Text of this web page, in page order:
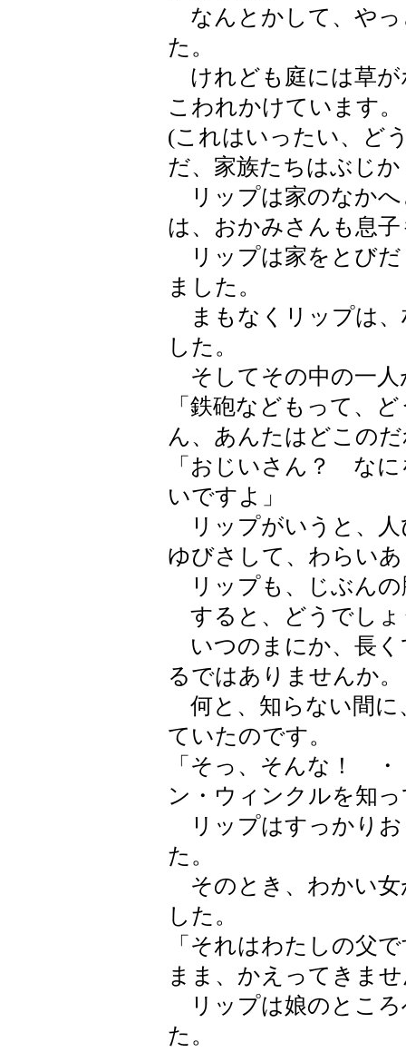
なんとかして、やっ
た。
けれども庭には草が
こわれかけています。
(これはいったい、ど
だ、家族たちはぶじか
リップは家のなかへ
は、おかみさんも息
リップは家をとびだ
ました。
まもなくリップは、
した。
そしてその中の一人
「鉄砲などもって、
ん、あんたはどこの
「おじいさん？ な
いですよ」
リップがいうと、人
ゆびさして、わらい
リップも、じぶんの
すると、どうでしょ
いつのまにか、長く
るではありませんか。
何と、知らない間に
ていたのです。
「そっ、そんな！
ン・ウィンクルを知
リップはすっかりお
た。
そのとき、わかい女
した。
「それはわたしの父
まま、かえってきま
リップは娘のところ
た。